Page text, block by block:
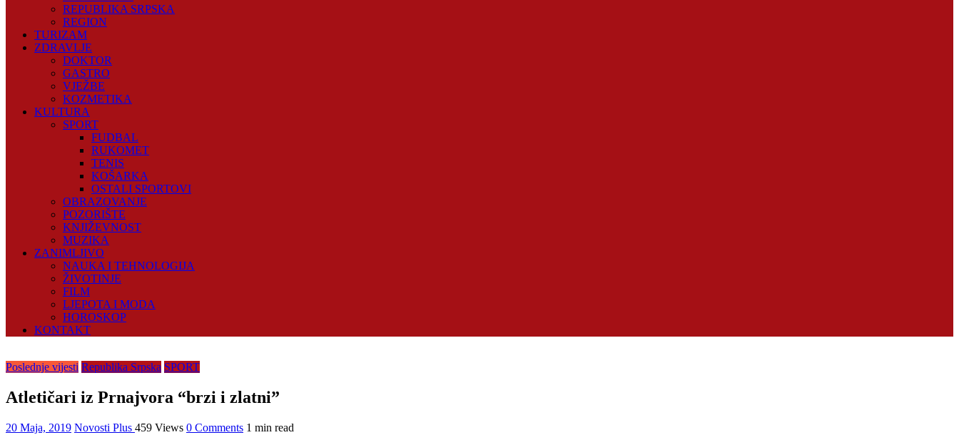
REPUBLIKA SRPSKA
REGION
TURIZAM
ZDRAVLJE
DOKTOR
GASTRO
VJEŽBE
KOZMETIKA
KULTURA
SPORT
FUDBAL
RUKOMET
TENIS
KOŠARKA
OSTALI SPORTOVI
OBRAZOVANJE
POZORIŠTE
KNJIŽEVNOST
MUZIKA
ZANIMLJIVO
NAUKA I TEHNOLOGIJA
ŽIVOTINJE
FILM
LJEPOTA I MODA
HOROSKOP
KONTAKT
Poslednje vijesti Republika Srpska SPORT
Atletičari iz Prnajvora “brzi i zlatni”
20 Maja, 2019 Novosti Plus 459 Views 0 Comments 1 min read